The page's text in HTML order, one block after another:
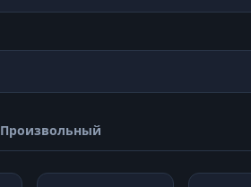
Произвольный